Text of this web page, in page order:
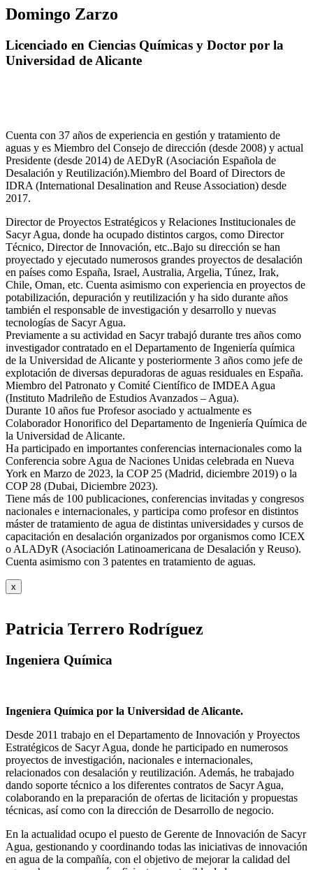
Domingo Zarzo
Licenciado en Ciencias Químicas y Doctor por la
Universidad de Alicante
Cuenta con 37 años de experiencia en gestión y tratamiento de
aguas y es Miembro del Consejo de dirección (desde 2008) y actual
Presidente (desde 2014) de AEDyR (Asociación Española de
Desalación y Reutilización).Miembro del Board of Directors de
IDRA (International Desalination and Reuse Association) desde
2017.
Director de Proyectos Estratégicos y Relaciones Institucionales de
Sacyr Agua, donde ha ocupado distintos cargos, como Director
Técnico, Director de Innovación, etc..Bajo su dirección se han
proyectado y ejecutado numerosos grandes proyectos de desalación
en países como España, Israel, Australia, Argelia, Túnez, Irak,
Chile, Oman, etc. Cuenta asimismo con experiencia en proyectos de
potabilización, depuración y reutilización y ha sido durante años
también el responsable de investigación y desarrollo y nuevas
tecnologías de Sacyr Agua.
Previamente a su actividad en Sacyr trabajó durante tres años como
investigador contratado en el Departamento de Ingeniería química
de la Universidad de Alicante y posteriormente 3 años como jefe de
explotación de diversas depuradoras de aguas residuales en España.
Miembro del Patronato y Comité Científico de IMDEA Agua
(Instituto Madrileño de Estudios Avanzados – Agua).
Durante 10 años fue Profesor asociado y actualmente es
Colaborador Honorifico del Departamento de Ingeniería Química de
la Universidad de Alicante.
Ha participado en importantes conferencias internacionales como la
Conferencia sobre Agua de Naciones Unidas celebrada en Nueva
York en Marzo de 2023, la COP 25 (Madrid, diciembre 2019) o la
COP 28 (Dubai, Diciembre 2023).
Tiene más de 100 publicaciones, conferencias invitadas y congresos
nacionales e internacionales, y participa como profesor en distintos
máster de tratamiento de agua de distintas universidades y cursos de
capacitación en desalación organizados por organismos como ICEX
o ALADyR (Asociación Latinoamericana de Desalación y Reuso).
Cuenta asimismo con 3 patentes en tratamiento de aguas.
x
Patricia Terrero Rodríguez
Ingeniera Química
Ingeniera Química por la Universidad de Alicante.
Desde 2011 trabajo en el Departamento de Innovación y Proyectos
Estratégicos de Sacyr Agua, donde he participado en numerosos
proyectos de investigación, nacionales e internacionales,
relacionados con desalación y reutilización. Además, he trabajado
dando soporte técnico a los diferentes contratos de Sacyr Agua,
colaborando en la preparación de ofertas de licitación y propuestas
técnicas, así como con la dirección de Desarrollo de negocio.
En la actualidad ocupo el puesto de Gerente de Innovación de Sacyr
Agua, gestionando y coordinando todas las iniciativas de innovación
en agua de la compañía, con el objetivo de mejorar la calidad del